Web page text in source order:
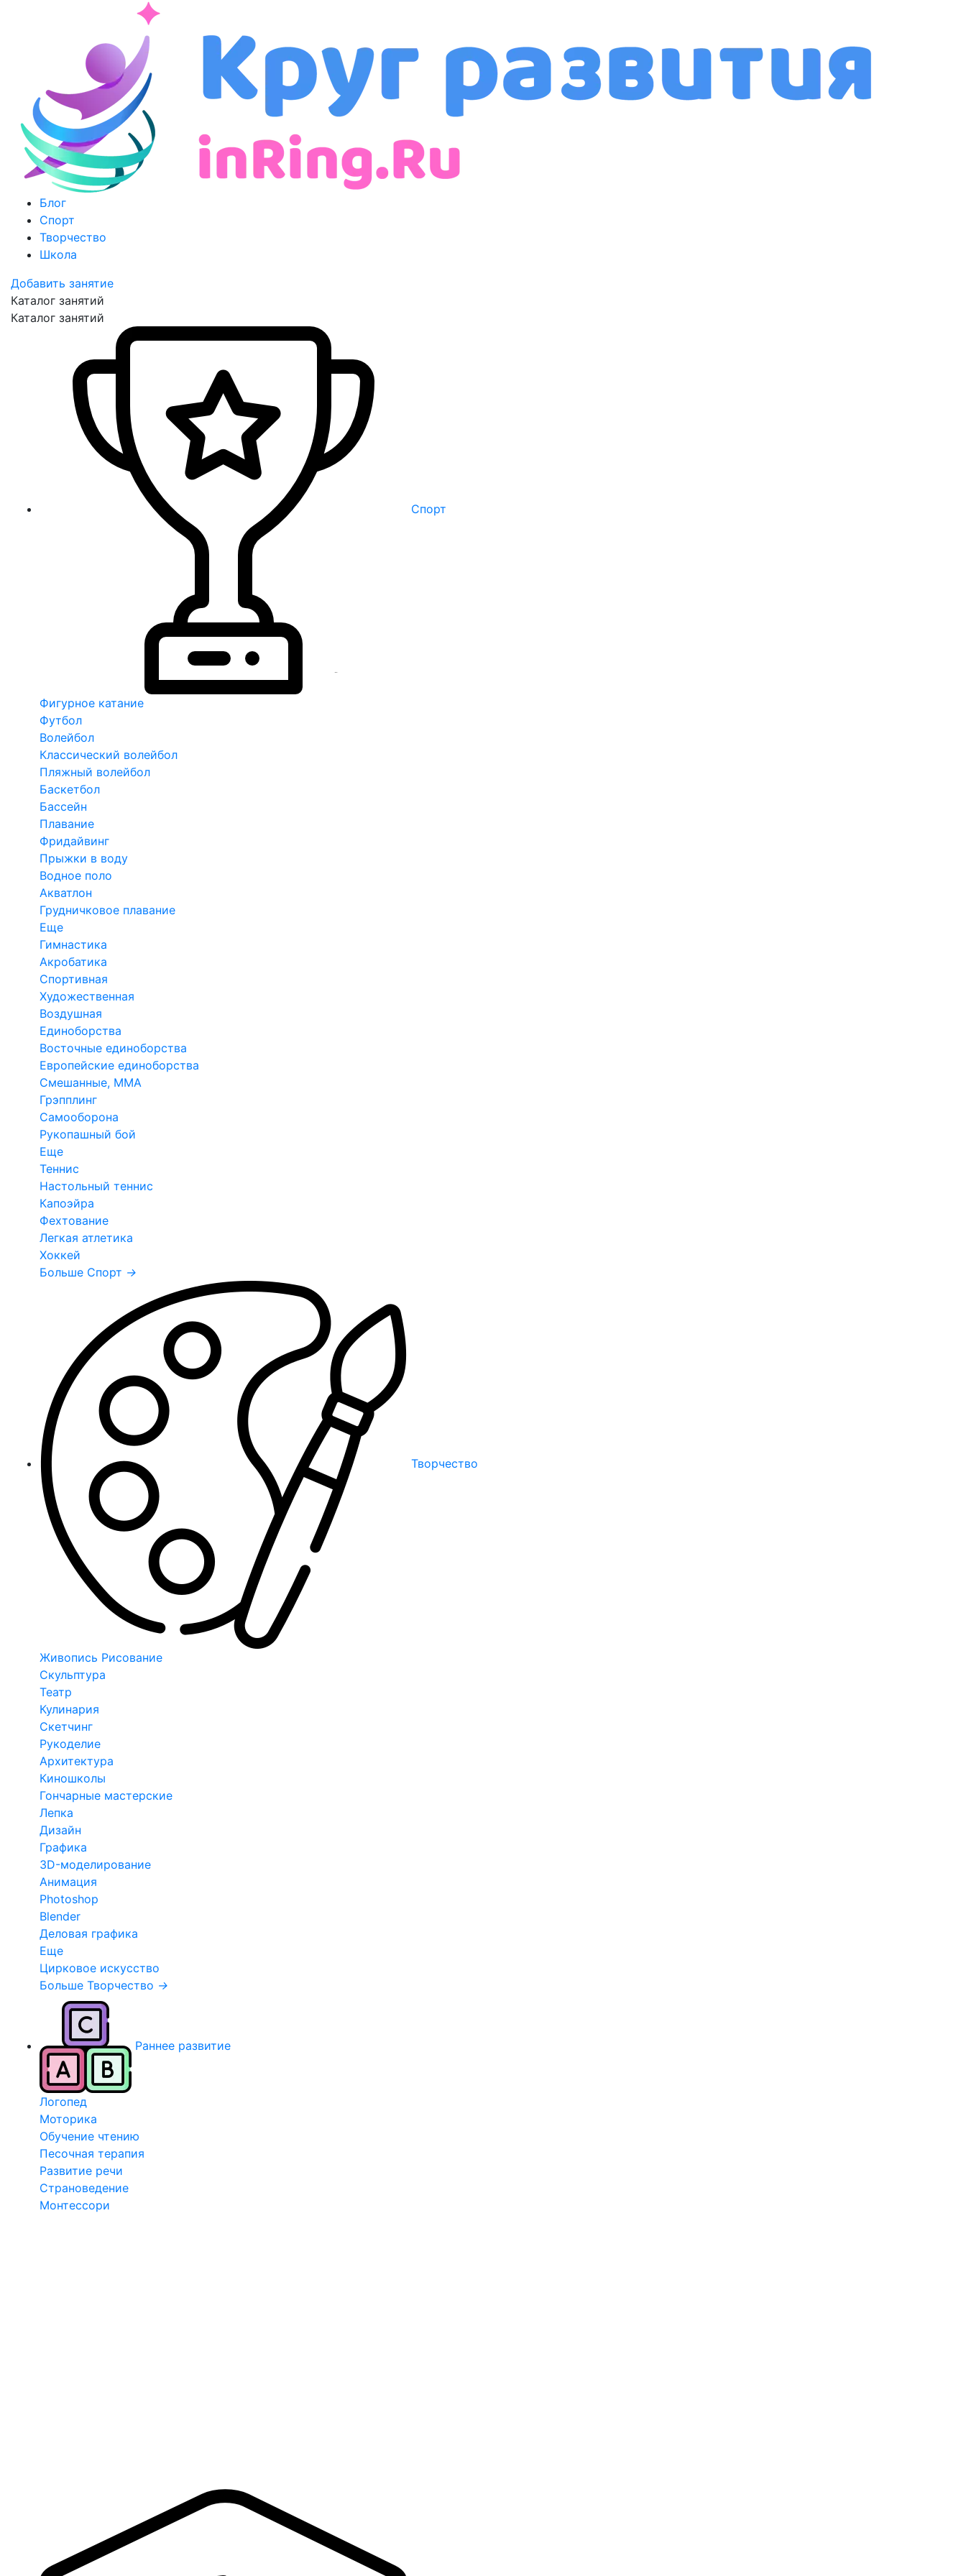
Блог
Спорт
Творчество
Школа
Добавить занятие
Каталог занятий
Каталог занятий
Спорт
Фигурное катание
Футбол
Волейбол
Классический волейбол
Пляжный волейбол
Баскетбол
Бассейн
Плавание
Фридайвинг
Прыжки в воду
Водное поло
Акватлон
Грудничковое плавание
Еще
Гимнастика
Акробатика
Спортивная
Художественная
Воздушная
Единоборства
Восточные единоборства
Европейские единоборства
Смешанные, ММА
Грэпплинг
Самооборона
Рукопашный бой
Еще
Теннис
Настольный теннис
Капоэйра
Фехтование
Легкая атлетика
Хоккей
Больше Спорт →
Творчество
Живопись Рисование
Скульптура
Театр
Кулинария
Скетчинг
Рукоделие
Архитектура
Киношколы
Гончарные мастерские
Лепка
Дизайн
Графика
3D-моделирование
Анимация
Photoshop
Blender
Деловая графика
Еще
Цирковое искусство
Больше Творчество →
Раннее развитие
Логопед
Моторика
Обучение чтению
Песочная терапия
Развитие речи
Страноведение
Монтессори